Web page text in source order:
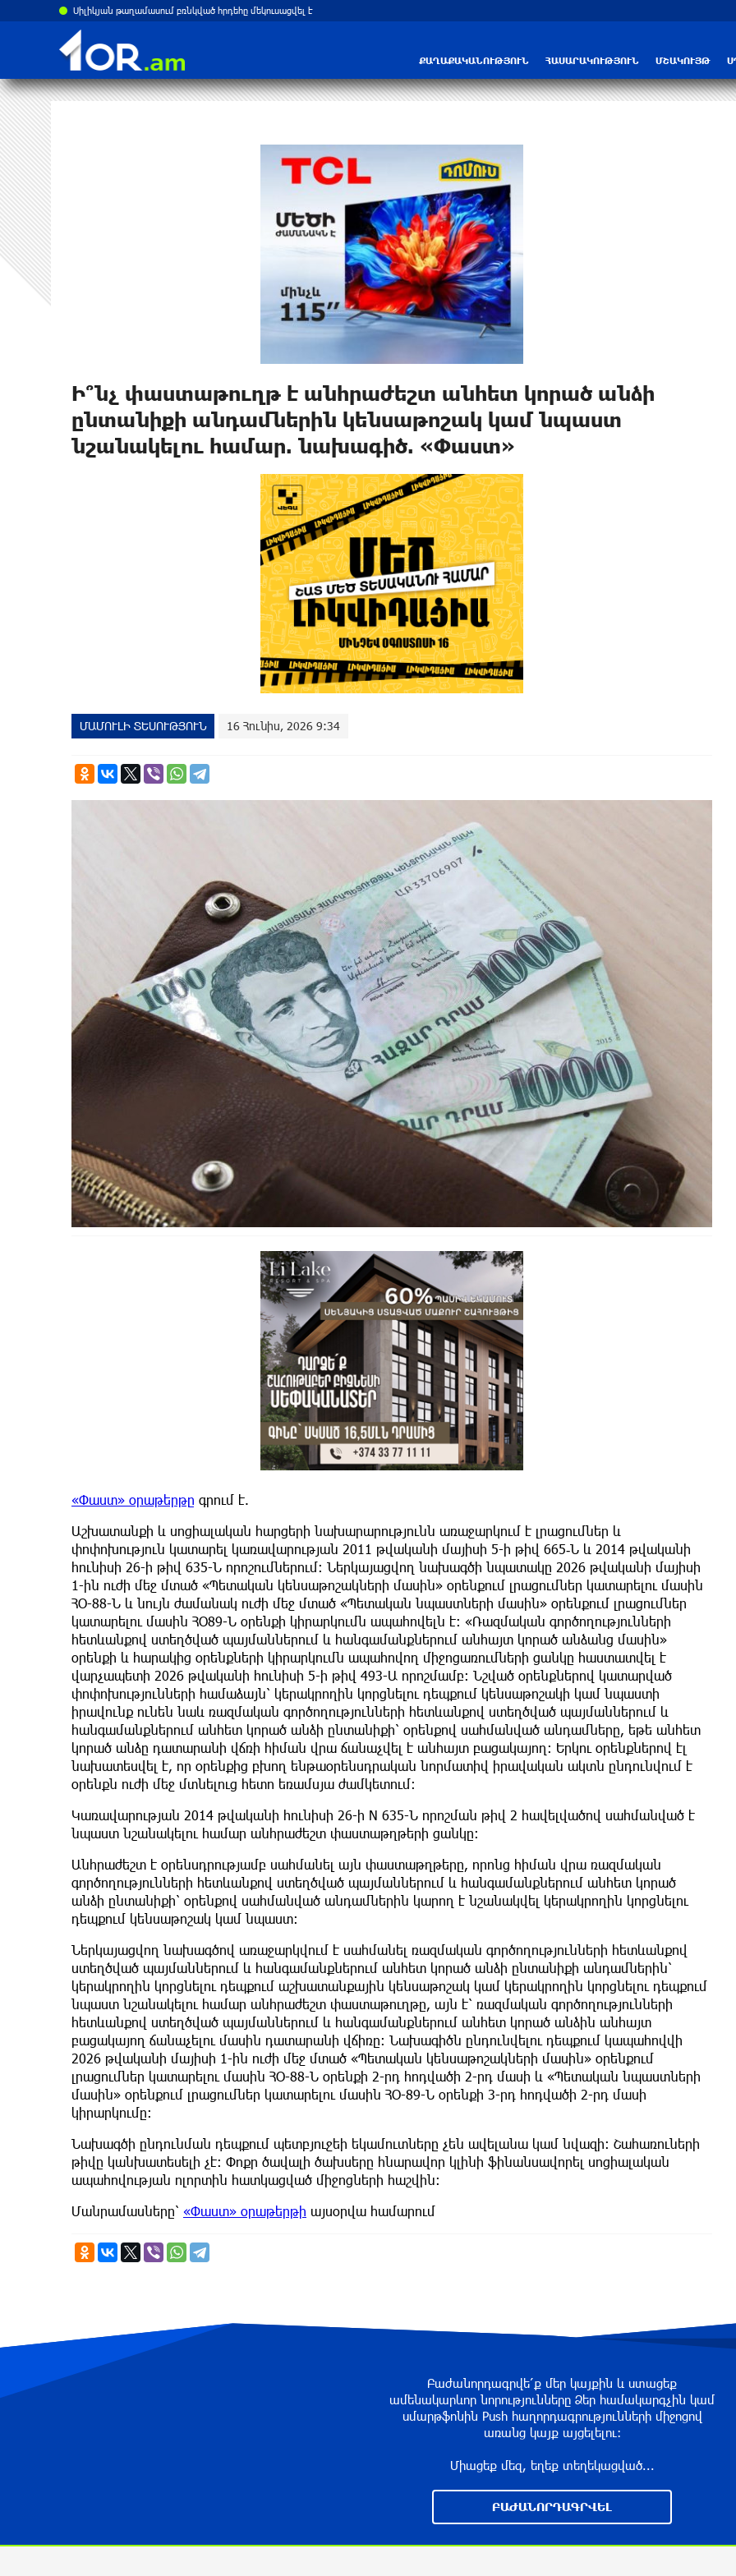
Սիլիկյան թաղամասում բռնկված հրդեհը մեկուսացվել է
ՔԱՂԱՔԱԿԱՆՈՒԹՅՈՒՆ ՀԱՍԱՐԱԿՈՒԹՅՈՒՆ ՄՇԱԿՈՒՅԹ
Ի՞նչ փաստաթուղթ է անհրաժեշտ անհետ կորած անձի
ընտանիքի անդամներին կենսաթոշակ կամ նպաստ
նշանակելու համար. նախագիծ. «Փաստ»
ՄԱՄՈՒԼԻ ՏԵՍՈՒԹՅՈՒՆ 16 Հունիս, 2026 9:34
«Փաստ» օրաթերթը գրում է.
Աշխատանքի և սոցիալական հարցերի նախարարությունն առաջարկում է լրացումներ և
փոփոխություն կատարել կառավարության 2011 թվականի մայիսի 5-ի թիվ 665‑Ն և 2014 թվականի
հունիսի 26-ի թիվ 635-Ն որոշումներում։ Ներկայացվող նախագծի նպատակը 2026 թվականի մայիսի
1-ին ուժի մեջ մտած «Պետական կենսաթոշակների մասին» օրենքում լրացումներ կատարելու մասին
ՀՕ-88-Ն և նույն ժամանակ ուժի մեջ մտած «Պետական նպաստների մասին» օրենքում լրացումներ
կատարելու մասին ՀՕ89-Ն օրենքի կիրարկումն ապահովելն է: «Ռազմական գործողությունների
հետևանքով ստեղծված պայմաններում և հանգամանքներում անհայտ կորած անձանց մասին»
օրենքի և հարակից օրենքների կիրարկումն ապահովող միջոցառումների ցանկը հաստատվել է
վարչապետի 2026 թվականի հունիսի 5-ի թիվ 493-Ա որոշմամբ։ Նշված օրենքներով կատարված
փոփոխությունների համաձայն՝ կերակրողին կորցնելու դեպքում կենսաթոշակի կամ նպաստի
իրավունք ունեն նաև ռազմական գործողությունների հետևանքով ստեղծված պայմաններում և
հանգամանքներում անհետ կորած անձի ընտանիքի՝ օրենքով սահմանված անդամները, եթե անհետ
կորած անձը դատարանի վճռի հիման վրա ճանաչվել է անհայտ բացակայող: Երկու օրենքներով էլ
նախատեսվել է, որ օրենքից բխող ենթաօրենսդրական նորմատիվ իրավական ակտն ընդունվում է
օրենքն ուժի մեջ մտնելուց հետո եռամսյա ժամկետում:
Կառավարության 2014 թվականի հունիսի 26-ի N 635-Ն որոշման թիվ 2 հավելվածով սահմանված է
նպաստ նշանակելու համար անհրաժեշտ փաստաթղթերի ցանկը։
Անհրաժեշտ է օրենսդրությամբ սահմանել այն փաստաթղթերը, որոնց հիման վրա ռազմական
գործողությունների հետևանքով ստեղծված պայմաններում և հանգամանքներում անհետ կորած
անձի ընտանիքի՝ օրենքով սահմանված անդամներին կարող է նշանակվել կերակրողին կորցնելու
դեպքում կենսաթոշակ կամ նպաստ։
Ներկայացվող նախագծով առաջարկվում է սահմանել ռազմական գործողությունների հետևանքով
ստեղծված պայմաններում և հանգամանքներում անհետ կորած անձի ընտանիքի անդամներին՝
կերակրողին կորցնելու դեպքում աշխատանքային կենսաթոշակ կամ կերակրողին կորցնելու դեպքում
նպաստ նշանակելու համար անհրաժեշտ փաստաթուղթը, այն է՝ ռազմական գործողությունների
հետևանքով ստեղծված պայմաններում և հանգամանքներում անհետ կորած անձին անհայտ
բացակայող ճանաչելու մասին դատարանի վճիռը։ Նախագիծն ընդունվելու դեպքում կապահովվի
2026 թվականի մայիսի 1-ին ուժի մեջ մտած «Պետական կենսաթոշակների մասին» օրենքում
լրացումներ կատարելու մասին ՀՕ-88-Ն օրենքի 2-րդ հոդվածի 2-րդ մասի և «Պետական նպաստների
մասին» օրենքում լրացումներ կատարելու մասին ՀՕ-89-Ն օրենքի 3-րդ հոդվածի 2-րդ մասի
կիրարկումը։
Նախագծի ընդունման դեպքում պետբյուջեի եկամուտները չեն ավելանա կամ նվազի։ Շահառուների
թիվը կանխատեսելի չէ։ Փոքր ծավալի ծախսերը հնարավոր կլինի ֆինանսավորել սոցիալական
ապահովության ոլորտին հատկացված միջոցների հաշվին։
Մանրամասները՝ «Փաստ» օրաթերթի այսօրվա համարում
Բաժանորդագրվե՛ք մեր կայքին և ստացեք
ամենակարևոր նորությունները Ձեր համակարգչին կամ
սմարթֆոնին Push հաղորդագրությունների միջոցով
առանց կայք այցելելու։
Միացեք մեզ, եղեք տեղեկացված...
ԲԱԺԱՆՈՐԴԱԳՐՎԵԼ